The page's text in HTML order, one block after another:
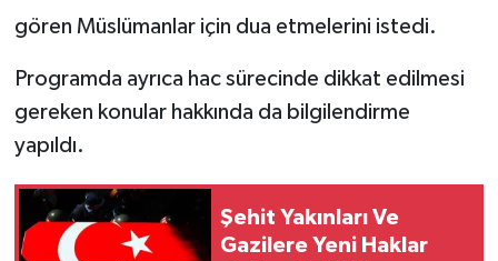
gören Müslümanlar için dua etmelerini istedi.
Programda ayrıca hac sürecinde dikkat edilmesi
gereken konular hakkında da bilgilendirme
yapıldı.
Şehit Yakınları Ve
Gazilere Yeni Haklar